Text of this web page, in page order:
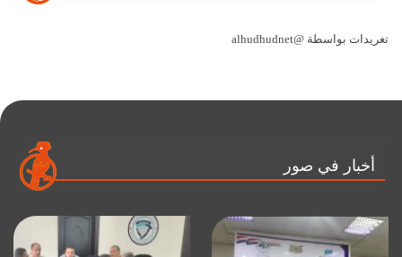
تغريدات بواسطة @alhudhudnet
أخبار في صور